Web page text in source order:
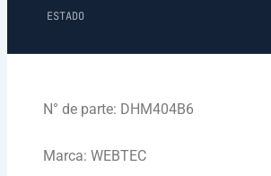
ESTADO
N° de parte: DHM404B6
Marca: WEBTEC